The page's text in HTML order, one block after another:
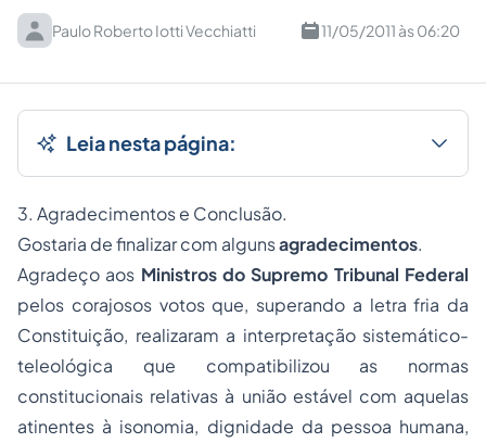
Paulo Roberto Iotti Vecchiatti 11/05/2011 às 06:20
Leia nesta página:
3. Agradecimentos e Conclusão.
Gostaria de finalizar com algunsagradecimentos.
Agradeço aos Ministros do Supremo Tribunal Federal
pelos corajosos votos que, superando a letra fria da
Constituição, realizaram a interpretação sistemático-
teleológica que compatibilizou as normas
constitucionais relativas à união estável com aquelas
atinentes à isonomia, dignidade da pessoa humana,